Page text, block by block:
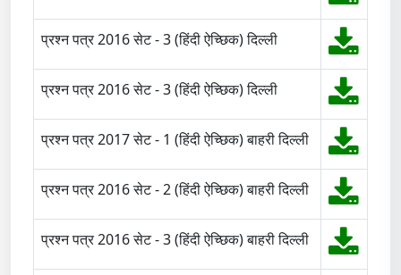
प्रश्न पत्र 2016 सेट - 3 (हिंदी ऐच्छिक) दिल्ली
प्रश्न पत्र 2016 सेट - 3 (हिंदी ऐच्छिक) दिल्ली
प्रश्न पत्र 2017 सेट - 1 (हिंदी ऐच्छिक) बाहरी दिल्ली
प्रश्न पत्र 2016 सेट - 2 (हिंदी ऐच्छिक) बाहरी दिल्ली
प्रश्न पत्र 2016 सेट - 3 (हिंदी ऐच्छिक) बाहरी दिल्ली